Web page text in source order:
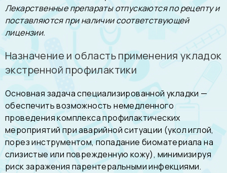
Лекарственные препараты отпускаются по рецепту и
поставляются при наличии соответствующей
лицензии.
Назначение и область применения укладок
экстренной профилактики
Основная задача специализированной укладки —
обеспечить возможность немедленного
проведения комплекса профилактических
мероприятий при аварийной ситуации (укол иглой,
порез инструментом, попадание биоматериала на
слизистые или поврежденную кожу), минимизируя
риск заражения парентеральными инфекциями.